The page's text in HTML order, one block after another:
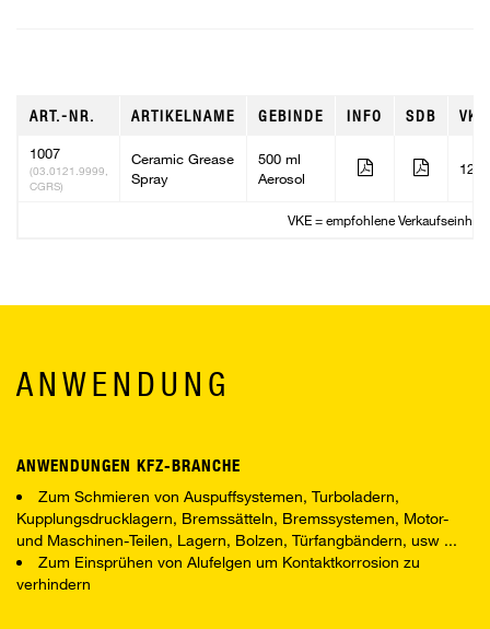
ART.-NR. ARTIKELNAME GEBINDE INFO SDB VKE
1007
(03.0121.9999,
CGRS)
Ceramic Grease
Spray
500 ml
Aerosol
12
VKE = empfohlene Verkaufseinheit
ANWENDUNG
ANWENDUNGEN KFZ-BRANCHE
Zum Schmieren von Auspuffsystemen, Turboladern,
Kupplungsdrucklagern, Bremssätteln, Bremssystemen, Motor-
und Maschinen-Teilen, Lagern, Bolzen, Türfangbändern, usw ...
Zum Einsprühen von Alufelgen um Kontaktkorrosion zu
verhindern